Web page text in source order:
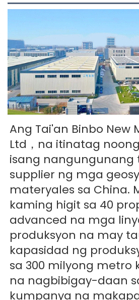
Ang Tai'an Binbo New
Ltd，na itinatag noong
isang nangungunang
supplier ng mga
materyales sa China.
kaming higit sa 40
advanced na mga
produksyon na may
kapasidad ng
sa 300 milyong metro
na nagbibigay-daan
kumpanya na